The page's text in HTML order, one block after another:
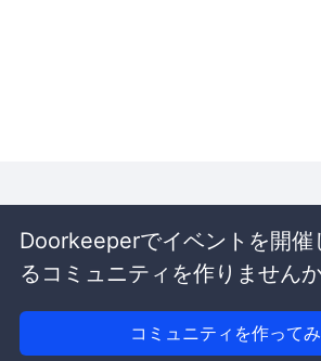
Doorkeeperでイベントを開催
るコミュニティを作りません
コミュニティを作ってみ